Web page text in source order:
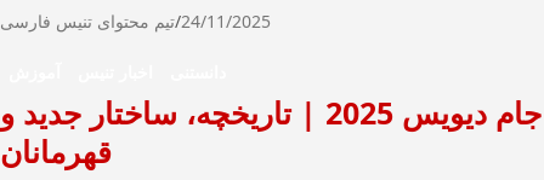
24/11/2025 تیم محتوای تنیس فارسی
جام دیویس 2025 | تاریخچه، ساختار جدید و
قهرمانان